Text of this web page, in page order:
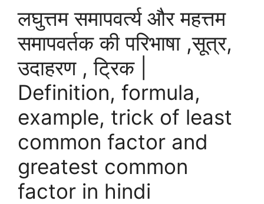
लघुत्तम समापवर्त्य और महत्तम
समापवर्तक की परिभाषा ,सूत्र,
उदाहरण , ट्रिक |
Definition, formula,
example, trick of least
common factor and
greatest common
factor in hindi